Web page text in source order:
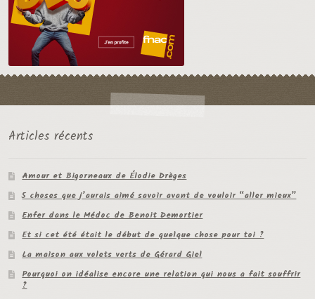
Articles récents
Amour et Bigorneaux de Élodie Drèges
5 choses que j’aurais aimé savoir avant de vouloir “aller mieux”
Enfer dans le Médoc de Benoit Demortier
Et si cet été était le début de quelque chose pour toi ?
La maison aux volets verts de Gérard Giel
Pourquoi on idéalise encore une relation qui nous a fait souffrir
?